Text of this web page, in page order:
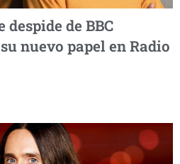
de BBC
nuevo papel en Radio